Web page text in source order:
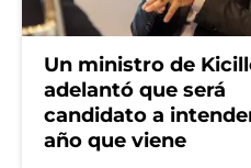
Un ministro de
adelantó que será
candidato a
año que viene